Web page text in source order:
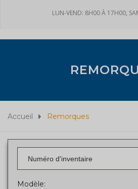
LUN-VEND: 8H00 À 17H00,
Accueil Remorques
Modèle: